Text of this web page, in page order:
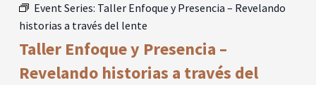
Event Series: Taller Enfoque y Presencia – Revelando
historias a través del lente
Taller Enfoque y Presencia –
Revelando historias a través del